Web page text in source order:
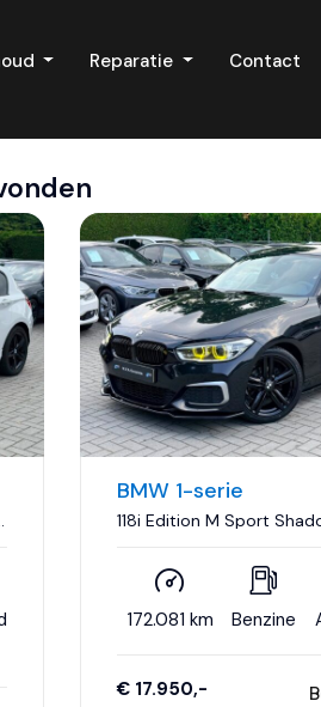
Reparatie Contact
BMW 1-serie
118i Edition M Sport
control|Navigatie..
172.081 km Benzine
€ 17.950,-